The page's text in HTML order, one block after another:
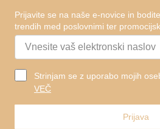
Prijavite se na naše e-novice in
trendih med poslovnimi ter
Strinjam se z uporabo mojih
VEČ
Prijava